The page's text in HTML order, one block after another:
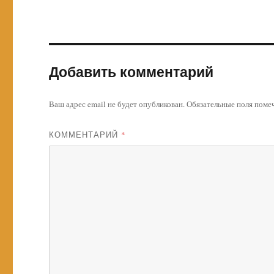
Добавить комментарий
Ваш адрес email не будет опубликован.Обязательные поля
КОММЕНТАРИЙ *